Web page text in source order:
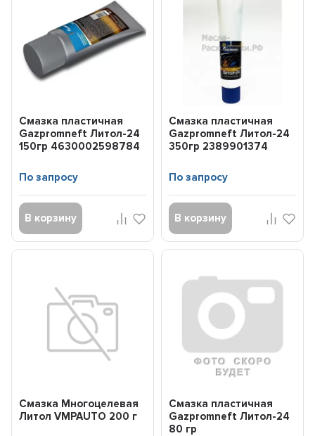
Смазка пластичная
Gazpromneft Литол-24
150гр 4630002598784
По запросу
В корзину
Смазка пластичная
Gazpromneft Литол-24
350гр 2389901374
По запросу
В корзину
Смазка Многоцелевая
Литол VMPAUTO 200 г
Смазка пластичная
Gazpromneft Литол-24
80 гр